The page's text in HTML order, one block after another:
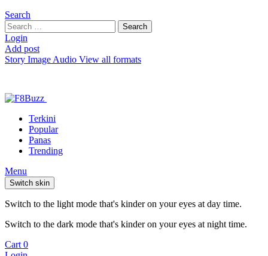
Search
Search
for:
Search
Login
Add post
Story Image Audio View all formats
Terkini
Popular
Panas
Trending
Menu
Switch skin
Switch to the light mode that's kinder on your eyes at day time.
Switch to the dark mode that's kinder on your eyes at night time.
Cart 0